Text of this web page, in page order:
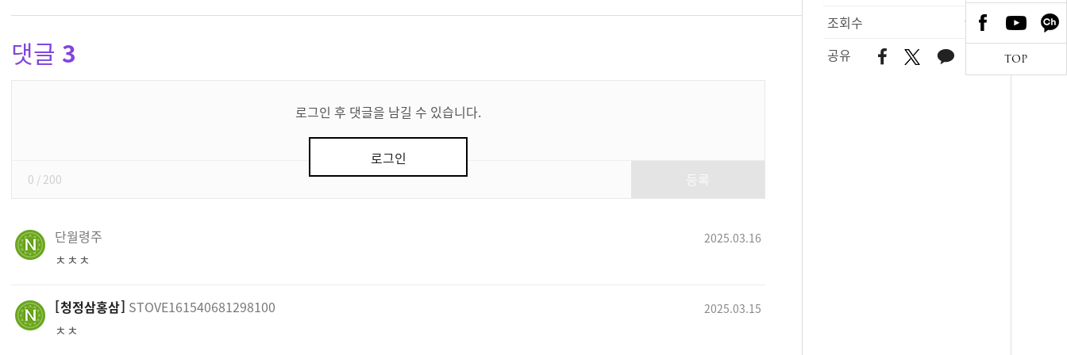
조회수
975
공유
댓글 3
로그인 후 댓글을 남길 수 있습니다.
로그인
0 / 200
단월령주 2025.03.16
ㅊㅊㅊ
청정삼홍삼 STOVE161540681298100 2025.03.15
ㅊㅊ
TOP